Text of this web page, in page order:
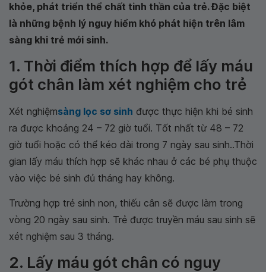
khỏe, phát triển thể chất tinh thần của trẻ. Đặc biệt
là những bệnh lý nguy hiểm khó phát hiện trên lâm
sàng khi trẻ mới sinh.
1. Thời điểm thích hợp để lấy máu
gót chân làm xét nghiệm cho trẻ
Xét nghiệmsàng lọc sơ sinh được thực hiện khi bé sinh
ra được khoảng 24 – 72 giờ tuổi. Tốt nhất từ 48 – 72
giờ tuổi hoặc có thể kéo dài trong 7 ngày sau sinh..Thời
gian lấy máu thích hợp sẽ khác nhau ở các bé phụ thuộc
vào việc bé sinh đủ tháng hay không.
Trường hợp trẻ sinh non, thiếu cân sẽ được làm trong
vòng 20 ngày sau sinh. Trẻ được truyền máu sau sinh sẽ
xét nghiệm sau 3 tháng.
2. Lấy máu gót chân có nguy